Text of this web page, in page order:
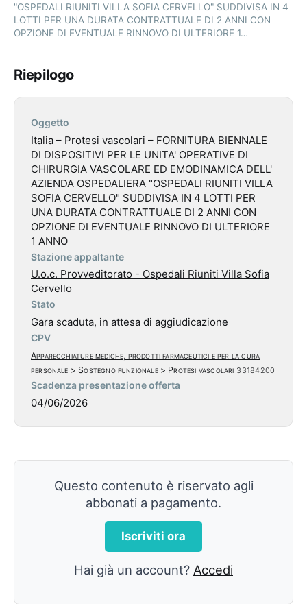
"OSPEDALI RIUNITI VILLA SOFIA CERVELLO" SUDDIVISA IN 4
LOTTI PER UNA DURATA CONTRATTUALE DI 2 ANNI CON
OPZIONE DI EVENTUALE RINNOVO DI ULTERIORE 1…
Riepilogo
Oggetto
Italia – Protesi vascolari – FORNITURA BIENNALE
DI DISPOSITIVI PER LE UNITA' OPERATIVE DI
CHIRURGIA VASCOLARE ED EMODINAMICA DELL'
AZIENDA OSPEDALIERA "OSPEDALI RIUNITI VILLA
SOFIA CERVELLO" SUDDIVISA IN 4 LOTTI PER
UNA DURATA CONTRATTUALE DI 2 ANNI CON
OPZIONE DI EVENTUALE RINNOVO DI ULTERIORE
1 ANNO
Stazione appaltante
U.o.c. Provveditorato - Ospedali Riuniti Villa Sofia
Cervello
Stato
Gara scaduta, in attesa di aggiudicazione
CPV
Apparecchiature mediche, prodotti farmaceutici e per la cura
personale > Sostegno funzionale> Protesi vascolari 33184200
Scadenza presentazione offerta
04/06/2026
Questo contenuto è riservato agli
abbonati a pagamento.
Iscriviti ora
Hai già un account? Accedi